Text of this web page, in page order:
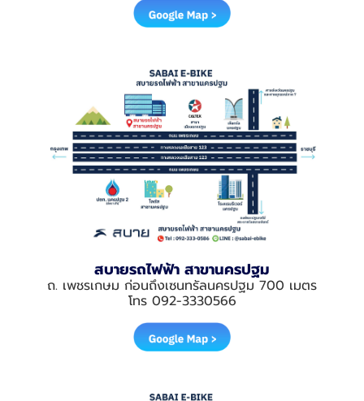
สบายรถไฟฟ้า สาขานครปฐม
ถ. เพชรเกษม ก่อนถึงเซนทรัลนครปฐม 700 เมตร
โทร 092-3330566